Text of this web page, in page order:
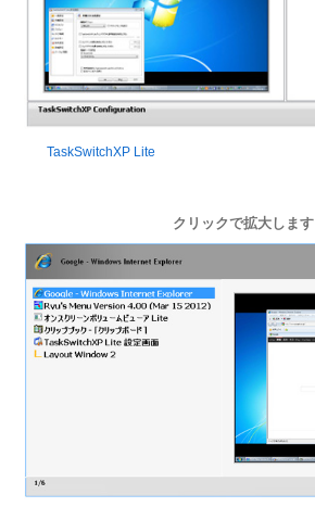
TaskSwitchXP Lite
クリックで拡大します